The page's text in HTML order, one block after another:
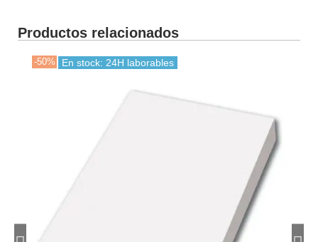
Productos relacionados
-50% En stock: 24H laborables